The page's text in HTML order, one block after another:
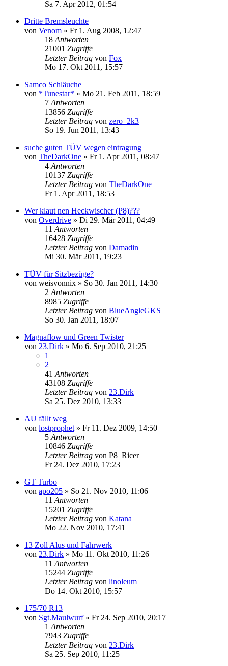
Sa 7. Apr 2012, 01:54
Dritte Bremsleuchte
von Venom » Fr 1. Aug 2008, 12:47
18 Antworten
21001 Zugriffe
Letzter Beitrag von Fox
Mo 17. Okt 2011, 15:57
Samco Schläuche
von *Tunestar* » Mo 21. Feb 2011, 18:59
7 Antworten
13856 Zugriffe
Letzter Beitrag von zero_2k3
So 19. Jun 2011, 13:43
suche guten TÜV wegen eintragung
von TheDarkOne » Fr 1. Apr 2011, 08:47
4 Antworten
10137 Zugriffe
Letzter Beitrag von TheDarkOne
Fr 1. Apr 2011, 18:53
Wer klaut nen Heckwischer (P8)???
von Overdrive » Di 29. Mär 2011, 04:49
11 Antworten
16428 Zugriffe
Letzter Beitrag von Damadin
Mi 30. Mär 2011, 19:23
TÜV für Sitzbezüge?
von weisvonnix » So 30. Jan 2011, 14:30
2 Antworten
8985 Zugriffe
Letzter Beitrag von BlueAngleGKS
So 30. Jan 2011, 18:07
Magnaflow und Green Twister
von 23.Dirk » Mo 6. Sep 2010, 21:25
1
2
41 Antworten
43108 Zugriffe
Letzter Beitrag von 23.Dirk
Sa 25. Dez 2010, 13:33
AU fällt weg
von lostprophet » Fr 11. Dez 2009, 14:50
5 Antworten
10846 Zugriffe
Letzter Beitrag von P8_Ricer
Fr 24. Dez 2010, 17:23
GT Turbo
von apo205 » So 21. Nov 2010, 11:06
11 Antworten
15201 Zugriffe
Letzter Beitrag von Katana
Mo 22. Nov 2010, 17:41
13 Zoll Alus und Fahrwerk
von 23.Dirk » Mo 11. Okt 2010, 11:26
11 Antworten
15244 Zugriffe
Letzter Beitrag von linoleum
Do 14. Okt 2010, 15:57
175/70 R13
von Sgt.Maulwurf» Fr 24. Sep 2010, 20:17
1 Antworten
7943 Zugriffe
Letzter Beitrag von 23.Dirk
Sa 25. Sep 2010, 11:25